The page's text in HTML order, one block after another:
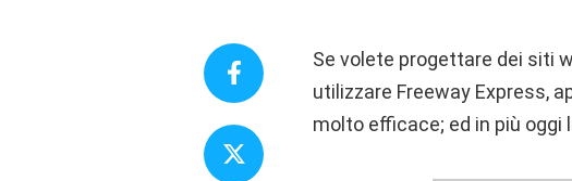
Se volete progettare dei siti
utilizzare Freeway Express,
molto efficace; ed in più oggi